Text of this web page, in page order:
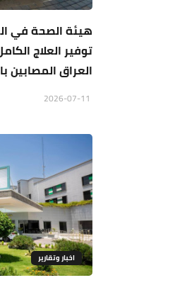
هيئة الصحة في
العراق المصابين
اخبار وتقارير